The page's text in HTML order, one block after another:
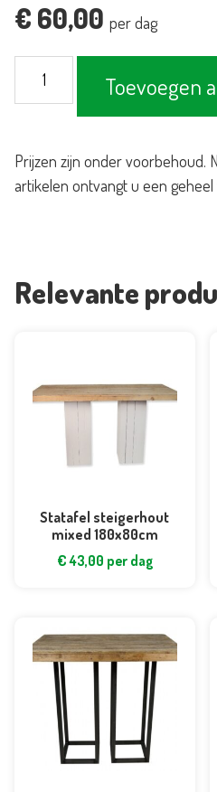
€ 60,00 per dag
Industrieel
Toevoegen
Prijzen zijn onder voorbehoud.
artikelen ontvangt u een
Relevante
Statafel steigerhout
mixed 180x80cm
€43,00 per dag